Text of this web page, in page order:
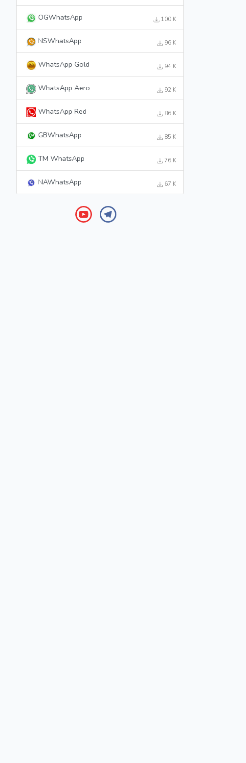
OGWhatsApp 100 K
NSWhatsApp 96 K
WhatsApp Gold 94 K
WhatsApp Aero 92 K
WhatsApp Red 86 K
GBWhatsApp 85 K
TM WhatsApp 76 K
NAWhatsApp 67 K